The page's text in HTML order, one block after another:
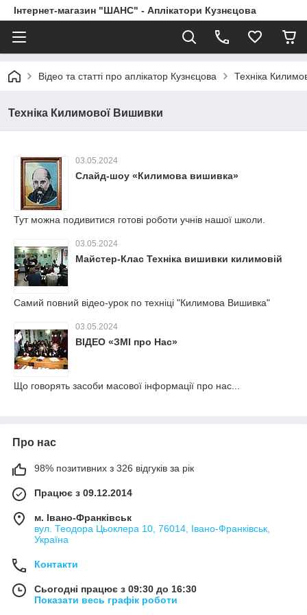
Інтернет-магазин "ШАНС" - Аплікатори Кузнєцова
Відео та статті про аплікатор Кузнєцова Техніка
Техніка Килимової Вишивки
03.05.2024
Слайд-шоу «Килимова вишивка»
Тут можна подивитися готові роботи учнів нашої школи.
03.05.2024
Майстер-Клас Техніка вишивки килимовій
Самий повний відео-урок по техніці "Килимова Вишивка"
03.05.2024
ВІДЕО «ЗМІ про Нас»
Що говорять засоби масової інформації про нас...
Про нас
98% позитивних з 326 відгуків за рік
Працює з 09.12.2014
м. Івано-Франківськ
вул. Теодора Цьоклера 10, 76014, Івано-Франківськ,
Україна
Контакти
Сьогодні працює з 09:30 до 16:30
Показати весь графік роботи